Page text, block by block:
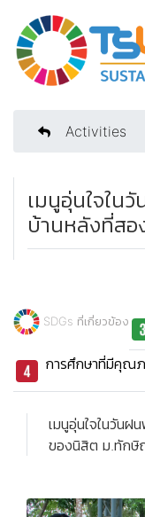
Activities
เมนูอุ่นใจใน
บ้านหลังที่ส
SDGs ที่เกี่ยวข้อง
การศึกษาที่มีคุณ
เมนูอุ่นใจในวันฝ
ของนิสิต ม.ทัก